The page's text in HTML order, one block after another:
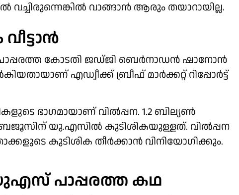
വാങ്ങാന്‍ ആരും തയാറായില്ല.
കോടതി ജഡ്ജി ബെര്‍നാഡന്‍ ഷാനോന്‍
എഡ്വീക്ക് ബ്രീഫ് മാര്‍ക്കറ്റ് റിപ്പോര്‍ട്ട്
ഭാഗമായാണ് വില്‍പ്പന. 1.2 ബില്യണ്‍
യു.എസില്‍ കുടിശികയുള്ളത്. വില്‍പ്പന
കുടിശിക തീര്‍ക്കാന്‍ വിനിയോഗിക്കും.
പാപ്പരത്ത കഥ